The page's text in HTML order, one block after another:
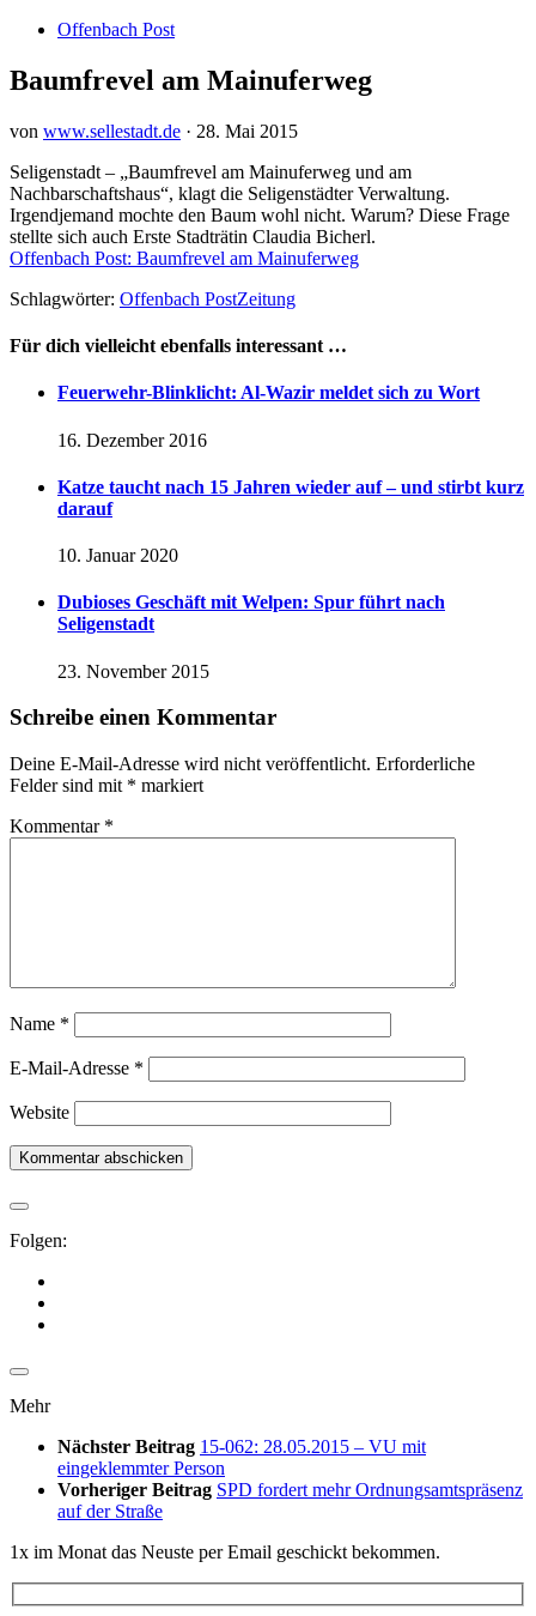
Offenbach Post
Baumfrevel am Mainuferweg
von www.sellestadt.de · 28. Mai 2015
Seligenstadt – „Baumfrevel am Mainuferweg und am
Nachbarschaftshaus“, klagt die Seligenstädter Verwaltung.
Irgendjemand mochte den Baum wohl nicht. Warum? Diese Frage
stellte sich auch Erste Stadträtin Claudia Bicherl.
Offenbach Post: Baumfrevel am Mainuferweg
Schlagwörter: Offenbach PostZeitung
Für dich vielleicht ebenfalls interessant …
Feuerwehr-Blinklicht: Al-Wazir meldet sich zu Wort
16. Dezember 2016
Katze taucht nach 15 Jahren wieder auf – und stirbt kurz
darauf
10. Januar 2020
Dubioses Geschäft mit Welpen: Spur führt nach
Seligenstadt
23. November 2015
Schreibe einen Kommentar
Deine E-Mail-Adresse wird nicht veröffentlicht. Erforderliche
Felder sind mit * markiert
Kommentar *
Name *
E-Mail-Adresse *
Website
Folgen:
Mehr
Nächster Beitrag 15-062: 28.05.2015 – VU mit
eingeklemmter Person
Vorheriger Beitrag SPD fordert mehr Ordnungsamtspräsenz
auf der Straße
1x im Monat das Neuste per Email geschickt bekommen.